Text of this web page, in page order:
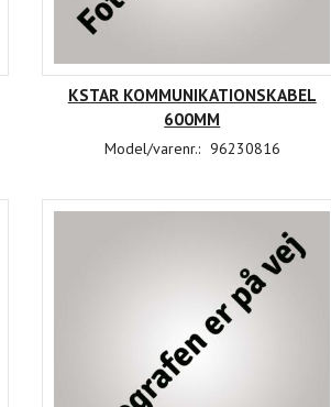
KSTAR KOMMUNIKATIONSKABEL
600MM
Model/varenr.: 96230816